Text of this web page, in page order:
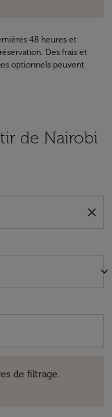
48 heures et
Des frais et
optionnels peuvent
de Nairobi
close
keyboard_arrow_down
de filtrage.